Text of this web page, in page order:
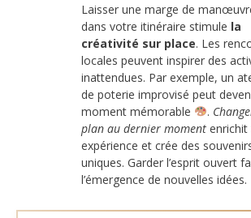
Laisser une marge de
dans votre itinéraire stimule la
créativité sur place. Les
locales peuvent inspirer des
inattendues. Par exemple, un
de poterie improvisé peut
moment mémorable
.
plan au dernier moment
expérience et crée des
uniques. Garder l’esprit ouvert
l’émergence de nouvelles idées.